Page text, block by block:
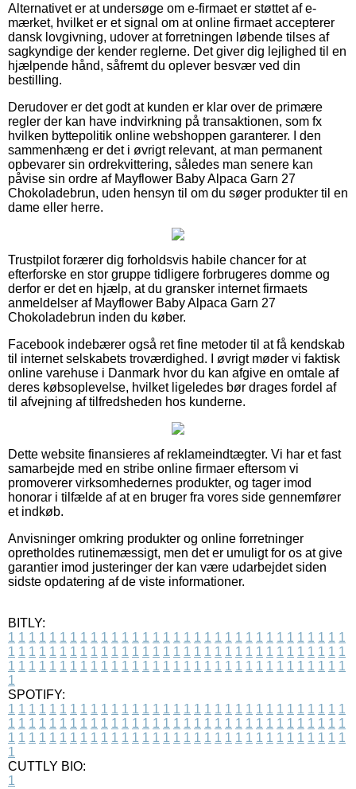
Alternativet er at undersøge om e-firmaet er støttet af e-
mærket, hvilket er et signal om at online firmaet accepterer
dansk lovgivning, udover at forretningen løbende tilses af
sagkyndige der kender reglerne. Det giver dig lejlighed til en
hjælpende hånd, såfremt du oplever besvær ved din
bestilling.
Derudover er det godt at kunden er klar over de primære
regler der kan have indvirkning på transaktionen, som fx
hvilken byttepolitik online webshoppen garanterer. I den
sammenhæng er det i øvrigt relevant, at man permanent
opbevarer sin ordrekvittering, således man senere kan
påvise sin ordre af Mayflower Baby Alpaca Garn 27
Chokoladebrun, uden hensyn til om du søger produkter til en
dame eller herre.
Trustpilot forærer dig forholdsvis habile chancer for at
efterforske en stor gruppe tidligere forbrugeres domme og
derfor er det en hjælp, at du gransker internet firmaets
anmeldelser af Mayflower Baby Alpaca Garn 27
Chokoladebrun inden du køber.
Facebook indebærer også ret fine metoder til at få kendskab
til internet selskabets troværdighed. I øvrigt møder vi faktisk
online varehuse i Danmark hvor du kan afgive en omtale af
deres købsoplevelse, hvilket ligeledes bør drages fordel af
til afvejning af tilfredsheden hos kunderne.
Dette website finansieres af reklameindtægter. Vi har et fast
samarbejde med en stribe online firmaer eftersom vi
promoverer virksomhedernes produkter, og tager imod
honorar i tilfælde af at en bruger fra vores side gennemfører
et indkøb.
Anvisninger omkring produkter og online forretninger
opretholdes rutinemæssigt, men det er umuligt for os at give
garantier imod justeringer der kan være udarbejdet siden
sidste opdatering af de viste informationer.
BITLY:
1 1 1 1 1 1 1 1 1 1 1 1 1 1 1 1 1 1 1 1 1 1 1 1 1 1 1 1 1 1 1 1 1
1 1 1 1 1 1 1 1 1 1 1 1 1 1 1 1 1 1 1 1 1 1 1 1 1 1 1 1 1 1 1 1 1
1 1 1 1 1 1 1 1 1 1 1 1 1 1 1 1 1 1 1 1 1 1 1 1 1 1 1 1 1 1 1 1 1
1
SPOTIFY:
1 1 1 1 1 1 1 1 1 1 1 1 1 1 1 1 1 1 1 1 1 1 1 1 1 1 1 1 1 1 1 1 1
1 1 1 1 1 1 1 1 1 1 1 1 1 1 1 1 1 1 1 1 1 1 1 1 1 1 1 1 1 1 1 1 1
1 1 1 1 1 1 1 1 1 1 1 1 1 1 1 1 1 1 1 1 1 1 1 1 1 1 1 1 1 1 1 1 1
1
CUTTLY BIO:
1